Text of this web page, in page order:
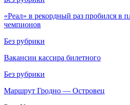
«Реал» в рекордный раз пробился в
чемпионов
Без рубрики
Вакансии кассира билетного
Без рубрики
Маршрут Гродно — Островец